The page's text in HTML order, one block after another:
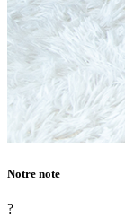
Notre note
?